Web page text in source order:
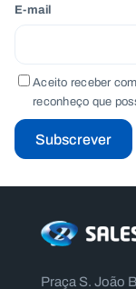
E-mail
Aceito receber
reconheço que
Subscrever
Praça S. João